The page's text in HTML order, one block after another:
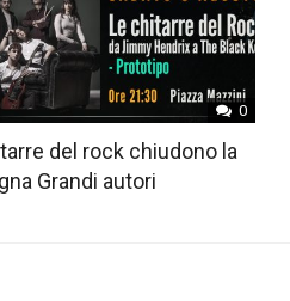
0
del rock chiudono la
Grandi autori